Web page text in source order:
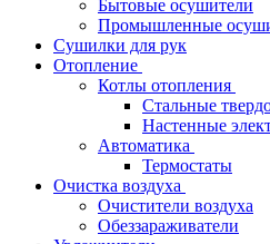
Бытовые осушители
Промышленные
Сушилки для рук
Отопление
Котлы отопления
Стальные
Настенные
Автоматика
Термостаты
Очистка воздуха
Очистители воздуха
Обеззараживатели